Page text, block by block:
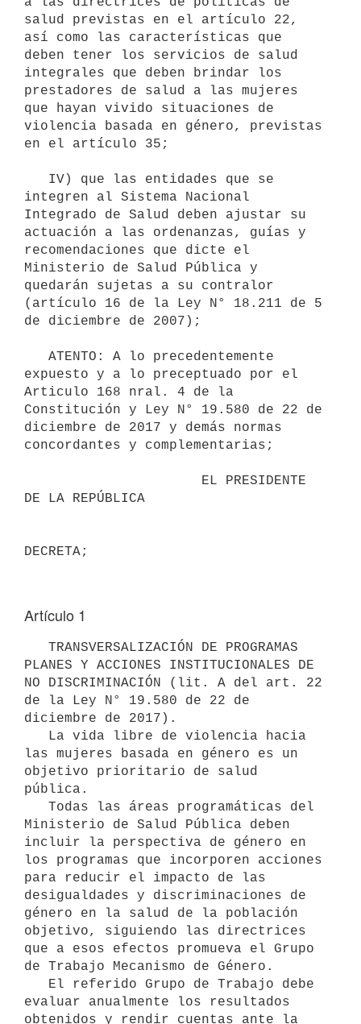
salud previstas en el artículo 22,
así como las características que
deben tener los servicios de salud
integrales que deben brindar los
prestadores de salud a las mujeres
que hayan vivido situaciones de
violencia basada en género, previstas
en el artículo 35;
integren al Sistema Nacional
Integrado de Salud deben ajustar su
actuación a las ordenanzas, guías y
recomendaciones que dicte el
Ministerio de Salud Pública y
quedarán sujetas a su contralor
(artículo 16 de la Ley N° 18.211 de 5
de diciembre de 2007);
expuesto y a lo preceptuado por el
Articulo 168 nral. 4 de la
Constitución y Ley N° 19.580 de 22 de
diciembre de 2017 y demás normas
concordantes y complementarias;
DE LA REPÚBLICA
Artículo 1
PLANES Y ACCIONES INSTITUCIONALES DE
NO DISCRIMINACIÓN (lit. A del art. 22
de la Ley N° 19.580 de 22 de
diciembre de 2017).
las mujeres basada en género es un
objetivo prioritario de salud
pública.
Ministerio de Salud Pública deben
incluir la perspectiva de género en
los programas que incorporen acciones
para reducir el impacto de las
desigualdades y discriminaciones de
género en la salud de la población
objetivo, siguiendo las directrices
que a esos efectos promueva el Grupo
de Trabajo Mecanismo de Género.
evaluar anualmente los resultados
obtenidos y rendir cuentas ante la